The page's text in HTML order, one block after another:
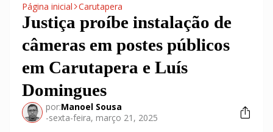
Página inicial Carutapera
Justiça proíbe instalação de
câmeras em postes públicos
em Carutapera e Luís
Domingues
por:Manoel Sousa
-sexta-feira, março 21, 2025